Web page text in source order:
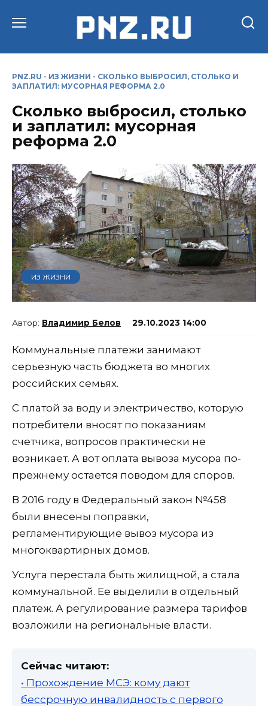
PNZ.RU - ИЗ ЖИЗНИ - СКОЛЬКО ВЫБРОСИЛ, СТОЛЬКО И
ЗАПЛАТИЛ: МУСОРНАЯ РЕФОРМА 2.0
Сколько выбросил, столько
и заплатил: мусорная
реформа 2.0
ИЗ ЖИЗНИ
Владимир Белов 29.10.2023 14:00
Коммунальные платежи занимают
серьезную часть бюджета во многих
российских семьях.
С платой за воду и электричество, которую
потребители вносят по показаниям
счетчика, вопросов практически не
возникает. А вот оплата вывоза мусора по-
прежнему остается поводом для споров.
В 2016 году в Федеральный закон №458
были внесены поправки,
регламентирующие вывоз мусора из
многоквартирных домов.
Услуга перестала быть жилищной, а стала
коммунальной. Ее выделили в отдельный
платеж. А регулирование размера тарифов
возложили на региональные власти.
Сейчас читают:
• Прохождение МСЭ: кому дают
бессрочную инвалидность с первого